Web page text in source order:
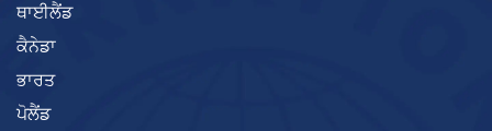
ਥਾਈਲੈਂਡ
ਕੈਨੇਡਾ
ਭਾਰਤ
ਪੋਲੈਂਡ